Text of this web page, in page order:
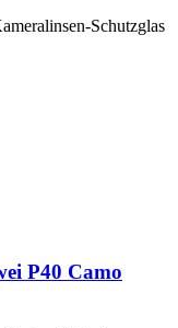
Schutzglas
P40 Camo